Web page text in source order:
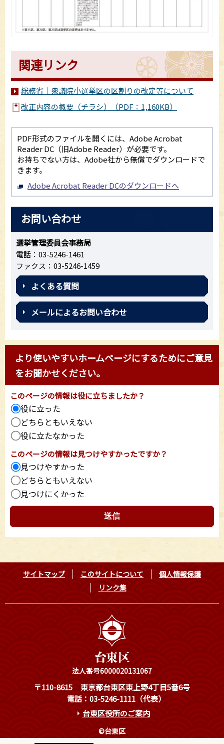
関連リンク
総務省｜衆議院小選挙区の区割りの改定等について
改正内容の概要（チラシ）（PDF：1,160KB）
PDF形式のファイルを開くには、Adobe Acrobat
Reader DC（旧Adobe Reader）が必要です。
お持ちでない方は、Adobe社から無償でダウンロードで
きます。
Adobe Acrobat Reader DCのダウンロードへ
お問い合わせ
選挙管理委員会事務局
電話：03-5246-1461
ファクス：03-5246-1459
よくある質問
メールによるお問い合わせ
より使いやすいホームページにするためにご意見
をお聞かせください。
このページの情報は役に立ちましたか？
役に立った
どちらともいえない
役に立たなかった
このページの情報は見つけやすかったですか？
見つけやすかった
どちらともいえない
見つけにくかった
サイトマップ このサイトについて
個人情報保護
リンク集
法人番号6000020131067
〒110-8615
東京都台東区東上野4丁目5番6号
電話：03-5246-1111（代表）
台東区役所のご案内
©台東区